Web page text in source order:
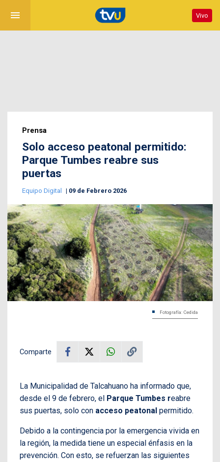
menu Vivo
Prensa
Solo acceso peatonal permitido:
Parque Tumbes reabre sus
puertas
Equipo Digital 09 de Febrero 2026
Fotografía: Cedida
Comparte
La Municipalidad de Talcahuano ha informado que,
desde el 9 de febrero, el Parque Tumbes reabre
sus puertas, solo con acceso peatonal permitido.
Debido a la contingencia por la emergencia vivida en
la región, la medida tiene un especial énfasis en la
prevención. Con esto, se refuerzan las siguientes